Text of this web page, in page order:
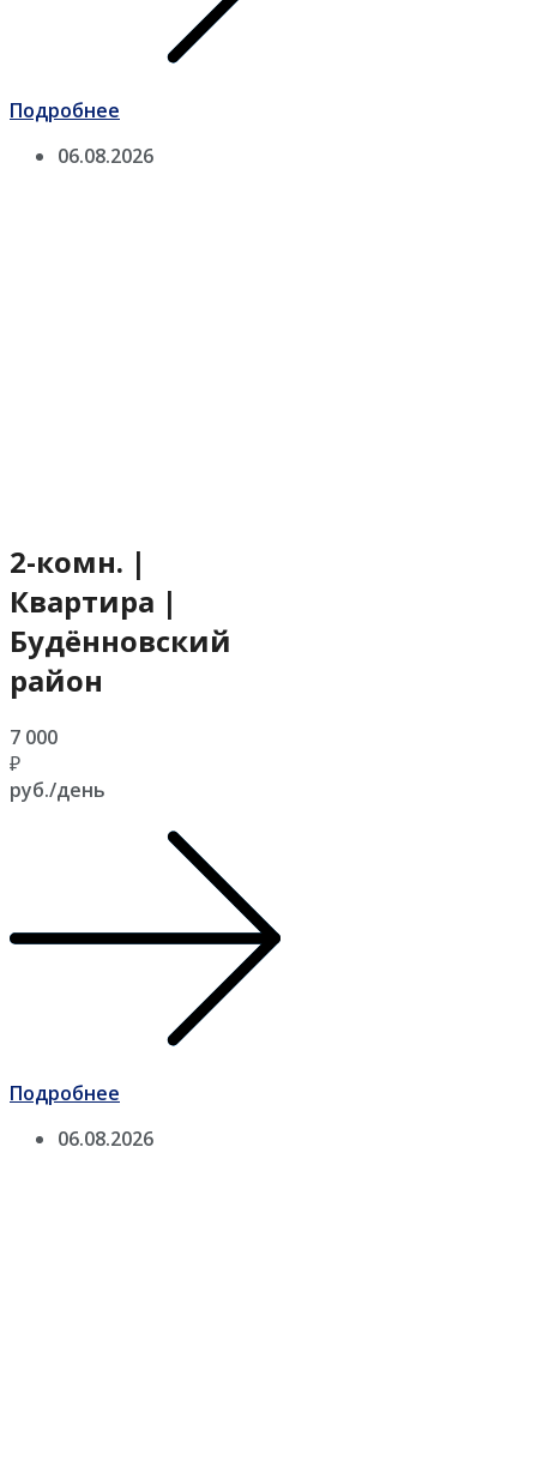
Подробнее
06.08.2026
2-комн. |
Квартира |
Будённовский
район
7 000
₽
руб./день
Подробнее
06.08.2026